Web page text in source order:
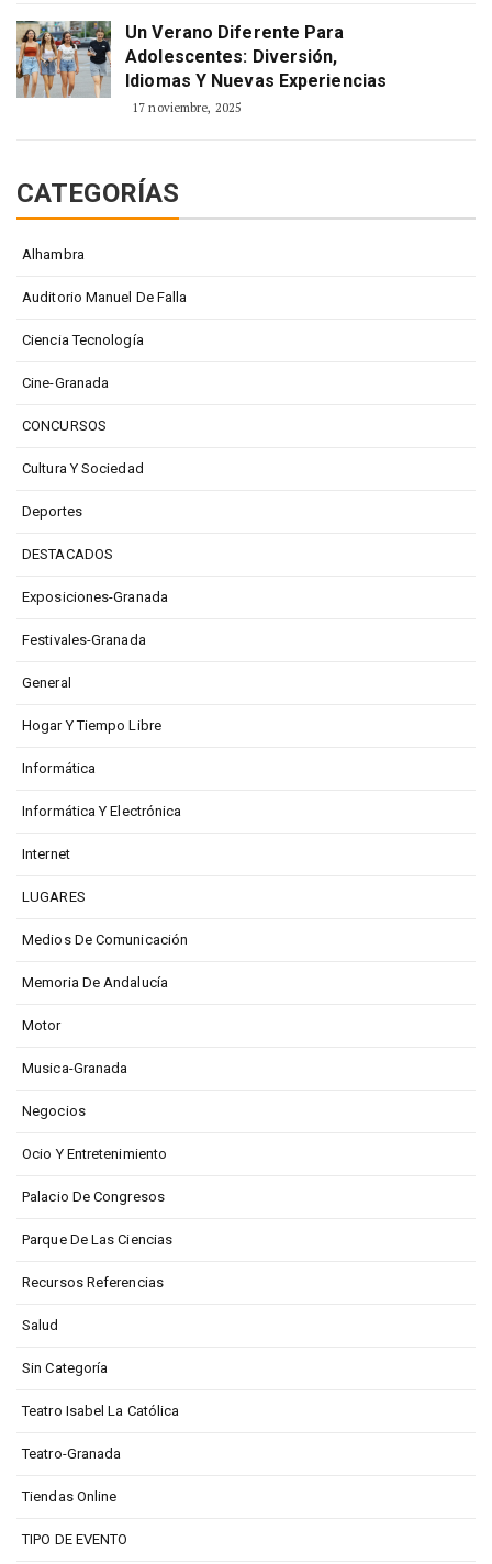
Un Verano Diferente Para
Adolescentes: Diversión,
Idiomas Y Nuevas Experiencias
17 noviembre, 2025
CATEGORÍAS
Alhambra
Auditorio Manuel De Falla
Ciencia Tecnología
Cine-Granada
CONCURSOS
Cultura Y Sociedad
Deportes
DESTACADOS
Exposiciones-Granada
Festivales-Granada
General
Hogar Y Tiempo Libre
Informática
Informática Y Electrónica
Internet
LUGARES
Medios De Comunicación
Memoria De Andalucía
Motor
Musica-Granada
Negocios
Ocio Y Entretenimiento
Palacio De Congresos
Parque De Las Ciencias
Recursos Referencias
Salud
Sin Categoría
Teatro Isabel La Católica
Teatro-Granada
Tiendas Online
TIPO DE EVENTO